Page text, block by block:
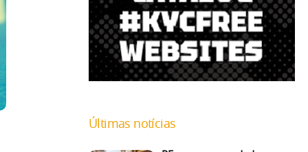
Últimas notícias